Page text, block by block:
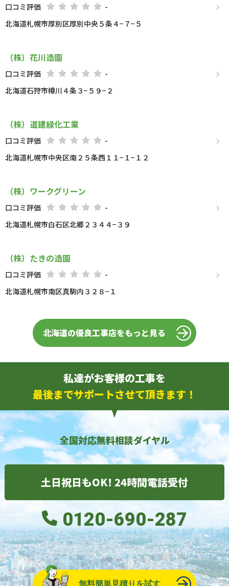
口コミ評価
-
北海道札幌市厚別区厚別中央５条４−７−５
（株）花川造園
口コミ評価
-
北海道石狩市樽川４条３−５９−２
（株）道建緑化工業
口コミ評価
-
北海道札幌市中央区南２５条西１１−１−１２
（株）ワークグリーン
口コミ評価
-
北海道札幌市白石区北郷２３４４−３９
（株）たきの造園
口コミ評価
-
北海道札幌市南区真駒内３２８−１
北海道の優良工事店をもっと見る
私達がお客様の工事を
最後までサポートさせて頂きます！
全国対応無料相談ダイヤル
土日祝日もOK! 24時間電話受付
0120-690-287
無料簡単見積りを試す